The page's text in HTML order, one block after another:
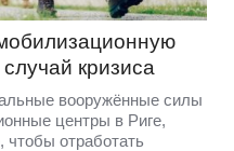
кризиса
вооружённые силы
центры в Риге,
чтобы отработать